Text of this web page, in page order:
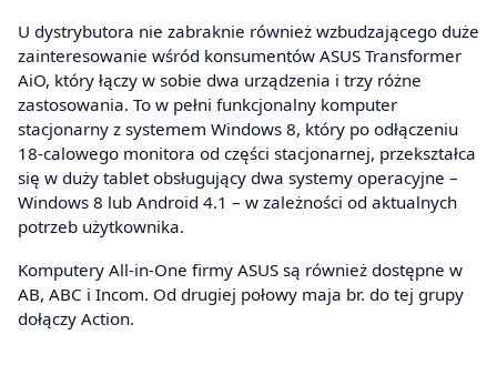
U dystrybutora nie zabraknie również wzbudzającego duże
zainteresowanie wśród konsumentów ASUS Transformer
AiO, który łączy w sobie dwa urządzenia i trzy różne
zastosowania. To w pełni funkcjonalny komputer
stacjonarny z systemem Windows 8, który po odłączeniu
18-calowego monitora od części stacjonarnej, przekształca
się w duży tablet obsługujący dwa systemy operacyjne –
Windows 8 lub Android 4.1 – w zależności od aktualnych
potrzeb użytkownika.
Komputery All-in-One firmy ASUS są również dostępne w
AB, ABC i Incom. Od drugiej połowy maja br. do tej grupy
dołączy Action.